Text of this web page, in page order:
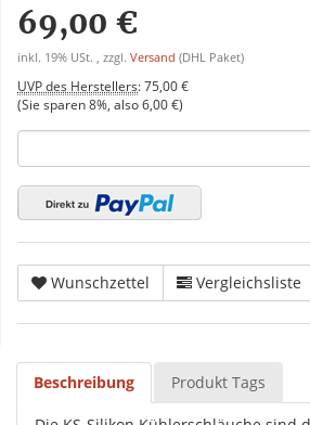
69,00 €
inkl. 19% USt. , zzgl. Versand (DHL Paket)
UVP des Herstellers:75,00 €
(Sie sparen8% , also6,00 €)
Wunschzettel Vergleichsliste
Beschreibung Produkt Tags